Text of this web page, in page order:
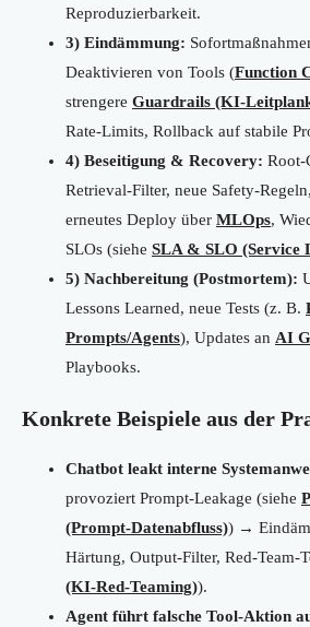
Reproduzierbarkeit.
3) Eindämmung:
Deaktivieren von Tools (Function
strengere Guardrails (KI-
Rate-Limits, Rollback auf stabile
4) Beseitigung & Recovery: Root-
Retrieval-Filter, neue Safety-
erneutes Deploy über MLOps,
SLOs (siehe SLA & SLO (Service
5) Nachbereitung (Postmortem):
Lessons Learned, neue Tests (z. B.
Prompts/Agents), Updates an AI
Playbooks.
Konkrete Beispiele aus der
Chatbot leakt interne
provoziert Prompt-Leakage (siehe
(Prompt-Datenabfluss)) →
Härtung, Output-Filter, Red-Team-
(KI-Red-Teaming)).
Agent führt falsche Tool-Aktion